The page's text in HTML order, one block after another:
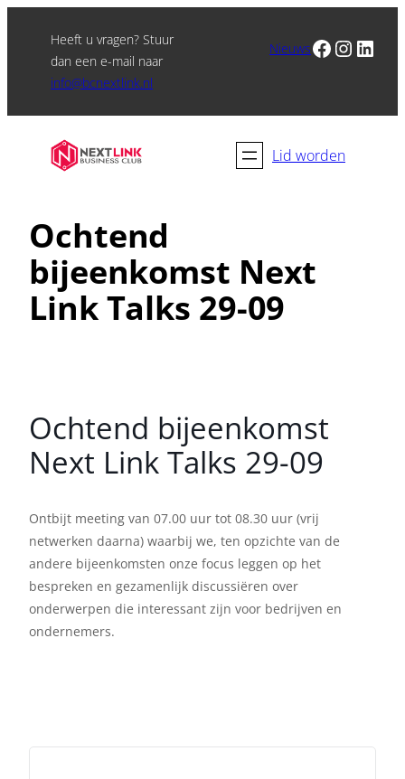
Heeft u vragen? Stuur
dan een e-mail naar
info@bcnextlink.nl
NieuwsFacebook Instagram LinkedIn
Lid worden
Ochtend
bijeenkomst Next
Link Talks 29-09
Ochtend bijeenkomst
Next Link Talks 29-09
Ontbijt meeting van 07.00 uur tot 08.30 uur (vrij
netwerken daarna) waarbij we, ten opzichte van de
andere bijeenkomsten onze focus leggen op het
bespreken en gezamenlijk discussiëren over
onderwerpen die interessant zijn voor bedrijven en
ondernemers.